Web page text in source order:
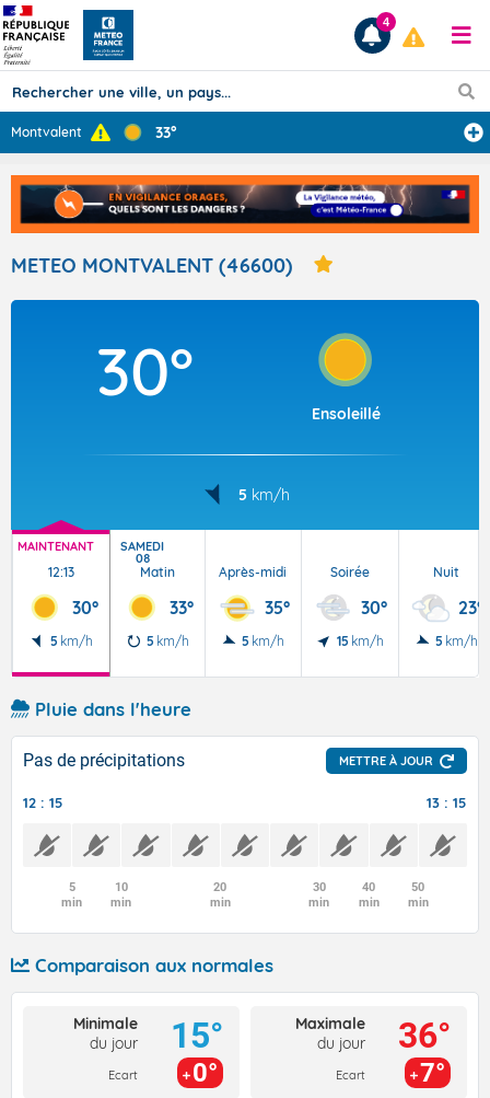
Prévisions
TOUS LES RÉSULTATS
Articles
4
Montvalent 33°
METEO MONTVALENT (46600)
30°
Ensoleillé
5 km/h
MAINTENANT
12:13
30°
5 km/h
SAMEDI
08
Matin
33°
5 km/h
Après-midi
35°
5 km/h
Soirée
30°
15 km/h
Nuit
23°
5 km/h
Pluie dans l'heure
Pas de précipitations METTRE À JOUR
12 : 15 13 : 15
5
min
10
min
20
min
30
min
40
min
50
min
Comparaison aux normales
Minimale
du jour
Ecart
15°
0°
Maximale
du jour
Ecart
36°
7°